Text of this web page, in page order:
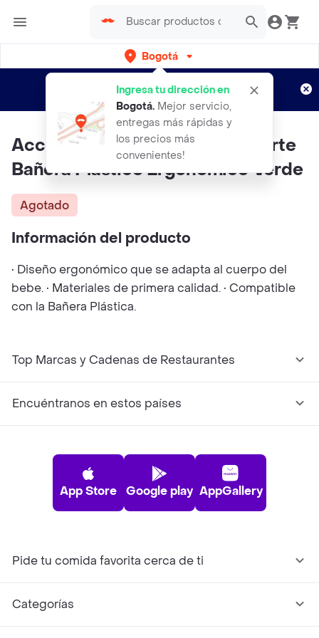
Bogotá
Ingresa tu dirección en
Bogotá. Mejor servicio,
entregas más rápidas y
los precios más
convenientes!
envíos gratis por semanas
Aplican TyC
Accesorio Antideslizante Soporte
Bañera Plástico Ergonómico Verde
Agotado
Información del producto
• Diseño ergonómico que se adapta al cuerpo del
bebe. • Materiales de primera calidad. • Compatible
con la Bañera Plástica.
Top Marcas y Cadenas de Restaurantes
Encuéntranos en estos países
App Store Google play AppGallery
Pide tu comida favorita cerca de ti
Categorías